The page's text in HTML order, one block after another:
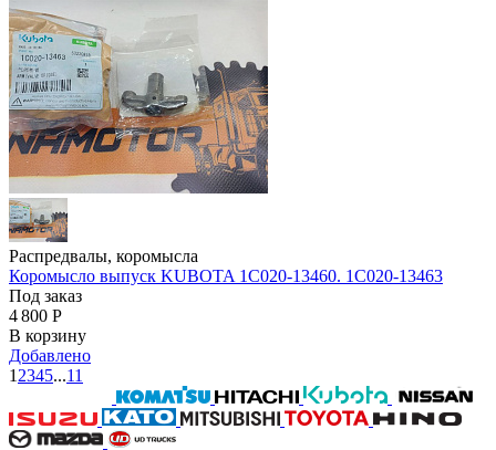
Распредвалы, коромысла
Коромысло выпуск KUBOTA 1C020-13460. 1C020-13463
Под заказ
4 800 Р
В корзину
Добавлено
1 2345...11